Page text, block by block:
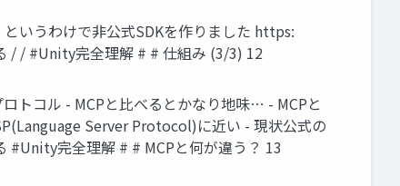
いうわけで非公式SDKを作りました https:
/ / #Unity完全理解 # # 仕組み (3/3) 12
トコル - MCPと比べるとかなり地味… - MCPと
Server Protocol)に近い - 現状公式の
完全理解 # # MCPと何が違う？ 13